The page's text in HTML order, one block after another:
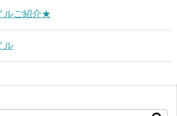
ルご紹介★
ル